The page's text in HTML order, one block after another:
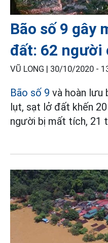
Bão số 9 gây
đất: 62 người
VŨ LONG | 30/10/2020 -
Bão số 9 và hoàn lưu
lụt, sạt lở đất khến
người bị mất tích, 21